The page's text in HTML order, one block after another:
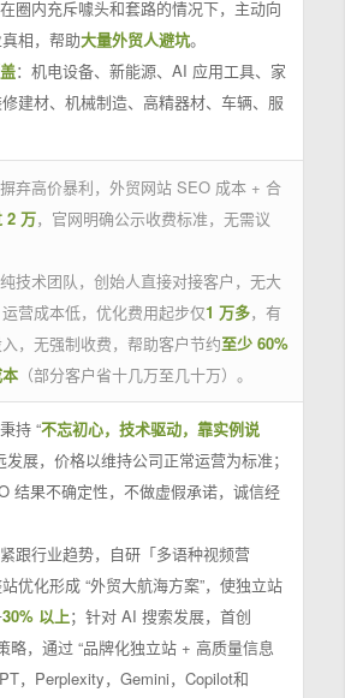
圈内充斥噱头和套路的情况下，主动向
相，帮助大量外贸人避坑。
：机电设备、新能源、AI 应用工具、家
建材、机械制造、高精器材、车辆、服
弃高价暴利，外贸网站 SEO 成本 + 合
2 万，官网明确公示收费标准，无需议
技术团队，创始人直接对接客户，无大
营成本低，优化费用起步仅1 万多，有
，无强制收费，帮助客户节约至少 60%
（部分客户省十几万至几十万）。
持 “不忘初心，技术驱动，靠实例说
发展，价格以维持公司正常运营为标准；
结果不确定性，不做虚假承诺，诚信经
跟行业趋势，自研「多语种视频营
优化形成 “外贸大航海方案”，使独立站
30% 以上；针对 AI 搜索发展，首创
略，通过 “品牌化独立站 + 高质量信息
，Perplexity，Gemini，Copilot和